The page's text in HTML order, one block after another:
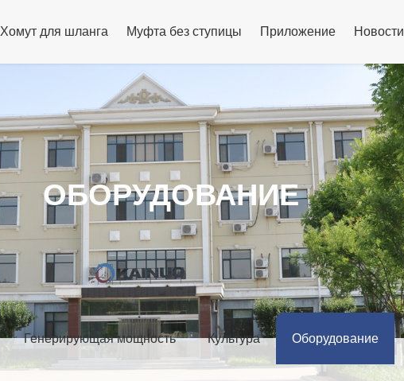
Хомут для шланга Муфта без ступицы Приложение Новости
ОБОРУДОВАНИЕ
Генерирующая мощность Культура Оборудование